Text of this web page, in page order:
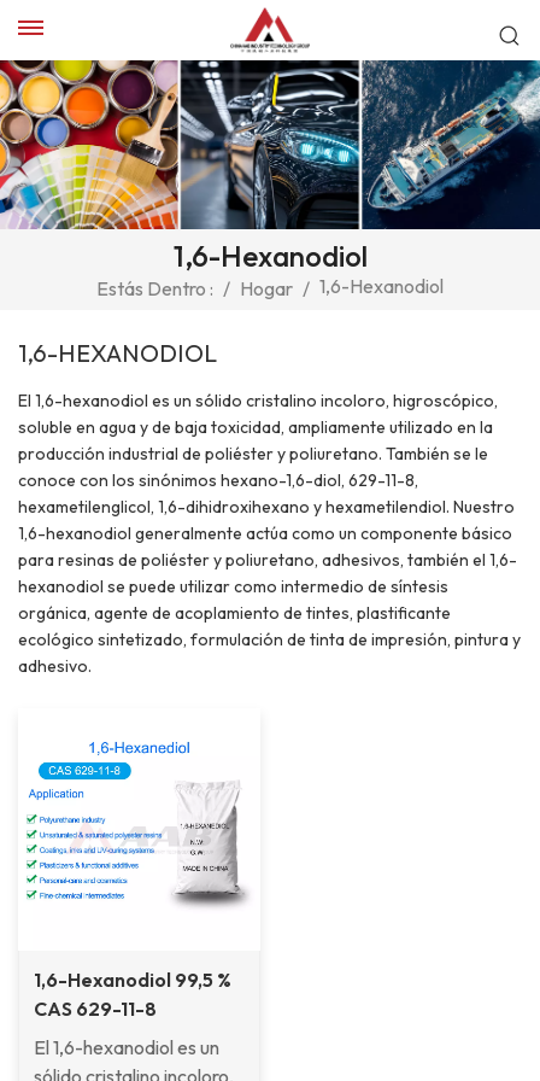
1,6-Hexanodiol
Estás Dentro : / Hogar / 1,6-Hexanodiol
1,6-HEXANODIOL
El 1,6-hexanodiol es un sólido cristalino incoloro, higroscópico,
soluble en agua y de baja toxicidad, ampliamente utilizado en la
producción industrial de poliéster y poliuretano. También se le
conoce con los sinónimos hexano-1,6-diol, 629-11-8,
hexametilenglicol, 1,6-dihidroxihexano y hexametilendiol. Nuestro
1,6-hexanodiol generalmente actúa como un componente básico
para resinas de poliéster y poliuretano, adhesivos, también el 1,6-
hexanodiol se puede utilizar como intermedio de síntesis
orgánica, agente de acoplamiento de tintes, plastificante
ecológico sintetizado, formulación de tinta de impresión, pintura y
adhesivo.
1,6-Hexanodiol 99,5 %
CAS 629-11-8
El 1,6-hexanodiol es un
sólido cristalino incoloro,